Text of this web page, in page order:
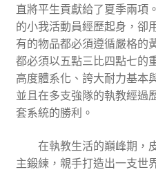
直將平生貢獻給了夏季兩項
的小我活動員經歷起身，卻
有的物品都必須遵循嚴格的
都必須以五點三比四點七的
高度體系化、誇大耐力基本
並且在多支強隊的執教經過
套系統的勝利。
在執教生活的巔峰期，
主鍛練，親手打造出一支世